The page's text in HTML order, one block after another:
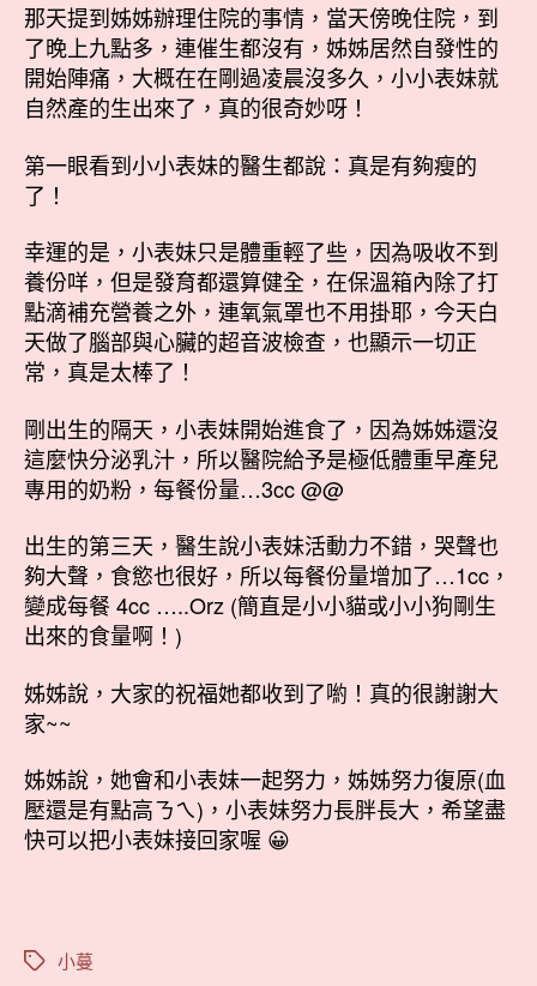
那天提到姊姊辦理住院的事情，當天傍晚住院，到
了晚上九點多，連催生都沒有，姊姊居然自發性的
開始陣痛，大概在在剛過凌晨沒多久，小小表妹就
自然產的生出來了，真的很奇妙呀！
第一眼看到小小表妹的醫生都說：真是有夠瘦的
了！
幸運的是，小表妹只是體重輕了些，因為吸收不到
養份咩，但是發育都還算健全，在保溫箱內除了打
點滴補充營養之外，連氧氣罩也不用掛耶，今天白
天做了腦部與心臟的超音波檢查，也顯示一切正
常，真是太棒了！
剛出生的隔天，小表妹開始進食了，因為姊姊還沒
這麼快分泌乳汁，所以醫院給予是極低體重早產兒
專用的奶粉，每餐份量…3cc @@
出生的第三天，醫生說小表妹活動力不錯，哭聲也
夠大聲，食慾也很好，所以每餐份量增加了…1cc，
變成每餐 4cc …..Orz (簡直是小小貓或小小狗剛生
出來的食量啊！)
姊姊說，大家的祝福她都收到了喲！真的很謝謝大
家~~
姊姊說，她會和小表妹一起努力，姊姊努力復原(血
壓還是有點高ㄋㄟ)，小表妹努力長胖長大，希望盡
快可以把小表妹接回家喔 😀
標
小蔓